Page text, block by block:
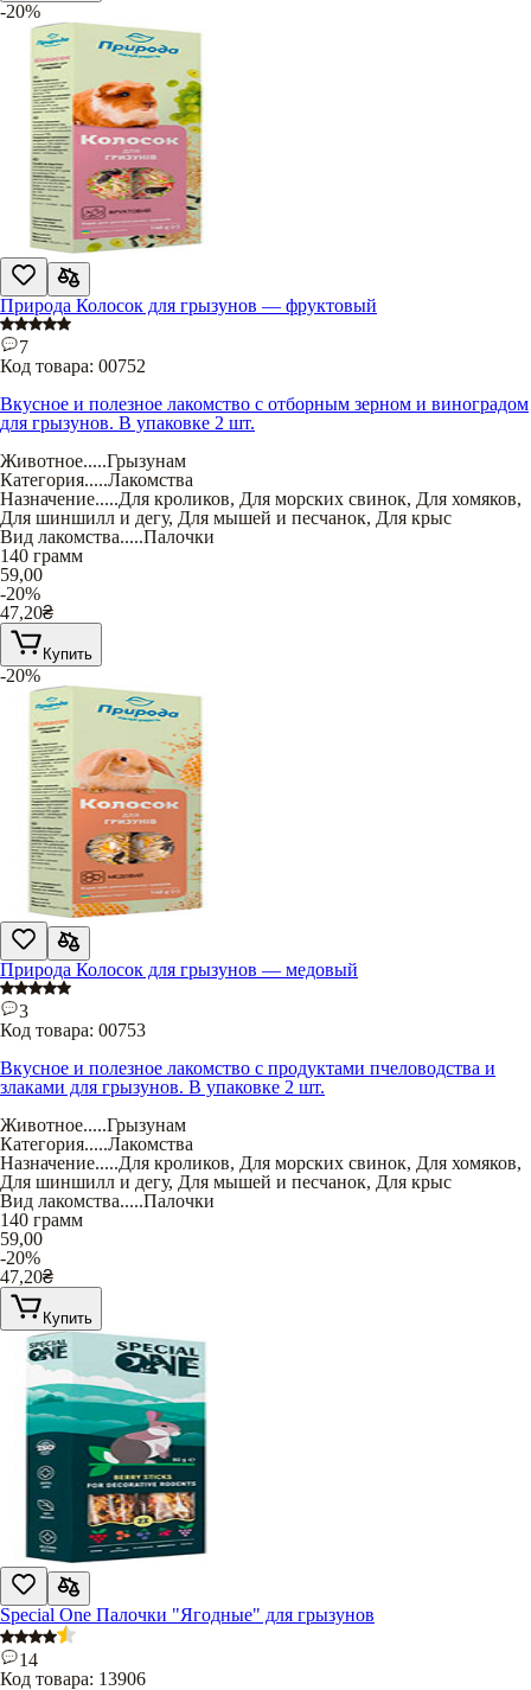
-20%
Природа Колосок для грызунов — фруктовый
7
Код товара: 00752
Вкусное и полезное лакомство с отборным зерном и виноградом
для грызунов. В упаковке 2 шт.
Животное.....Грызунам
Категория.....Лакомства
Назначение.....Для кроликов, Для морских свинок, Для хомяков,
Для шиншилл и дегу, Для мышей и песчанок, Для крыс
Вид лакомства.....Палочки
140 грамм
59,00
-20%
47,20₴
Купить
-20%
Природа Колосок для грызунов — медовый
3
Код товара: 00753
Вкусное и полезное лакомство с продуктами пчеловодства и
злаками для грызунов. В упаковке 2 шт.
Животное.....Грызунам
Категория.....Лакомства
Назначение.....Для кроликов, Для морских свинок, Для хомяков,
Для шиншилл и дегу, Для мышей и песчанок, Для крыс
Вид лакомства.....Палочки
140 грамм
59,00
-20%
47,20₴
Купить
Special One Палочки "Ягодные" для грызунов
14
Код товара: 13906